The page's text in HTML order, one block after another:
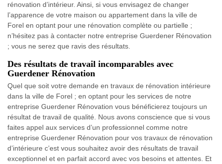
rénovation d’intérieur. Ainsi, si vous envisagez de changer
l’apparence de votre maison ou appartement dans la ville de
Forel en optant pour une rénovation complète ou partielle ;
n’hésitez pas à contacter notre entreprise Guerdener Rénovation
; vous ne serez que ravis des résultats.
Des résultats de travail incomparables avec
Guerdener Rénovation
Quel que soit votre demande en travaux de rénovation intérieure
dans la ville de Forel ; en optant pour les services de notre
entreprise Guerdener Rénovation vous bénéficierez toujours un
résultat de travail de qualité. Nous avons conscience que si vous
faites appel aux services d’un professionnel comme notre
entreprise Guerdener Rénovation pour vos travaux de rénovation
d’intérieure c’est vous souhaitez avoir des résultats de travail
exceptionnel et en parfait accord avec vos besoins et attentes. Et